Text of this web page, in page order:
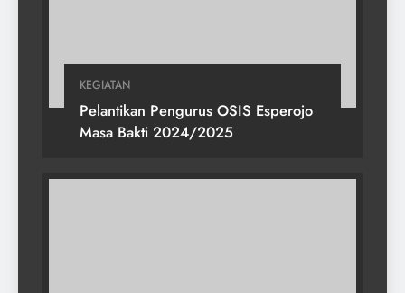
KEGIATAN
Pelantikan Pengurus OSIS Esperojo
Masa Bakti 2024/2025